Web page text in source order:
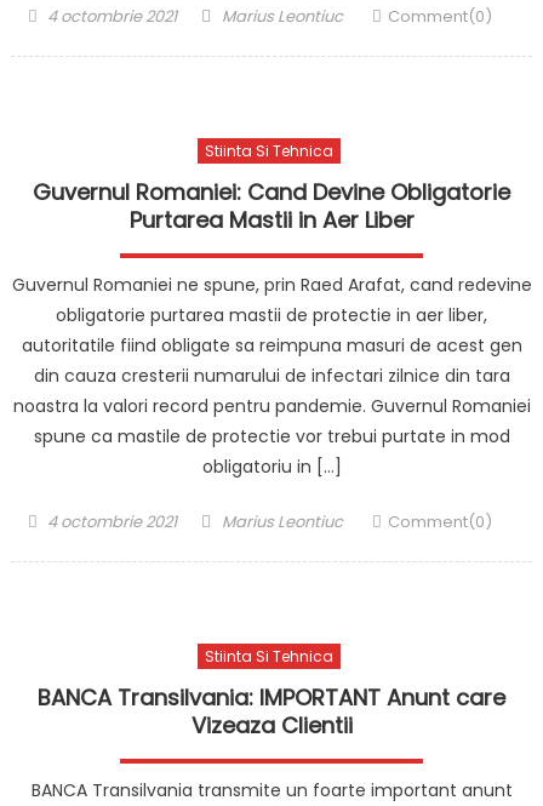
Posted
4 octombrie 2021 Author
Marius Leontiuc Comment(0)
Stiinta Si Tehnica
Guvernul Romaniei: Cand Devine Obligatorie
Purtarea Mastii in Aer Liber
Guvernul Romaniei ne spune, prin Raed Arafat, cand redevine
obligatorie purtarea mastii de protectie in aer liber,
autoritatile fiind obligate sa reimpuna masuri de acest gen
din cauza cresterii numarului de infectari zilnice din tara
noastra la valori record pentru pandemie. Guvernul Romaniei
spune ca mastile de protectie vor trebui purtate in mod
obligatoriu in […]
Posted
4 octombrie 2021 Author
Marius Leontiuc Comment(0)
Stiinta Si Tehnica
BANCA Transilvania: IMPORTANT Anunt care
Vizeaza Clientii
BANCA Transilvania transmite un foarte important anunt